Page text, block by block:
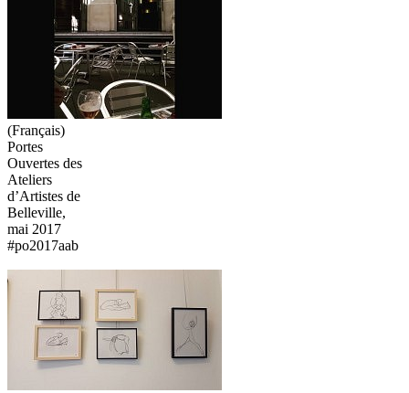
(Français)
Portes
Ouvertes des
Ateliers
d’Artistes de
Belleville,
mai 2017
#po2017aab